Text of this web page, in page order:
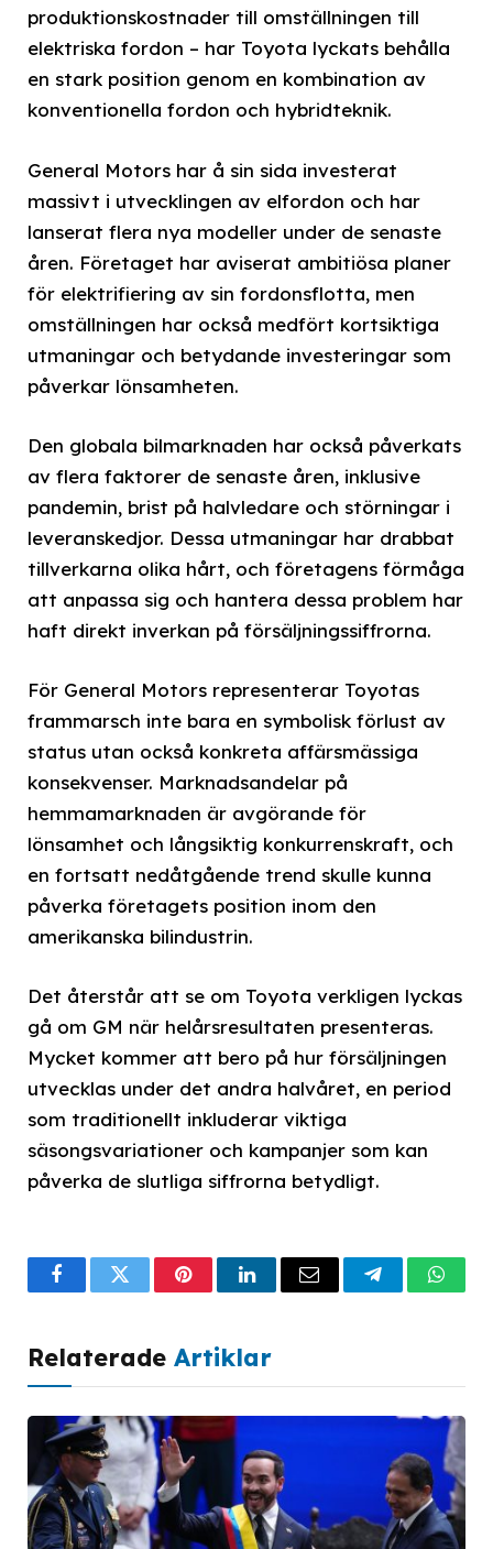
produktionskostnader till omställningen till
elektriska fordon – har Toyota lyckats behålla
en stark position genom en kombination av
konventionella fordon och hybridteknik.
General Motors har å sin sida investerat
massivt i utvecklingen av elfordon och har
lanserat flera nya modeller under de senaste
åren. Företaget har aviserat ambitiösa planer
för elektrifiering av sin fordonsflotta, men
omställningen har också medfört kortsiktiga
utmaningar och betydande investeringar som
påverkar lönsamheten.
Den globala bilmarknaden har också påverkats
av flera faktorer de senaste åren, inklusive
pandemin, brist på halvledare och störningar i
leveranskedjor. Dessa utmaningar har drabbat
tillverkarna olika hårt, och företagens förmåga
att anpassa sig och hantera dessa problem har
haft direkt inverkan på försäljningssiffrorna.
För General Motors representerar Toyotas
frammarsch inte bara en symbolisk förlust av
status utan också konkreta affärsmässiga
konsekvenser. Marknadsandelar på
hemmamarknaden är avgörande för
lönsamhet och långsiktig konkurrenskraft, och
en fortsatt nedåtgående trend skulle kunna
påverka företagets position inom den
amerikanska bilindustrin.
Det återstår att se om Toyota verkligen lyckas
gå om GM när helårsresultaten presenteras.
Mycket kommer att bero på hur försäljningen
utvecklas under det andra halvåret, en period
som traditionellt inkluderar viktiga
säsongsvariationer och kampanjer som kan
påverka de slutliga siffrorna betydligt.
FacebookTwitterPinterestLinkedInEmail Telegram
Relaterade Artiklar